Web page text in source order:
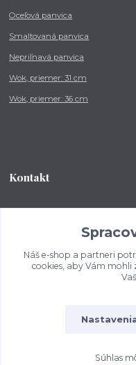
Oceľová panvica
Smaltovaná panvica
Nepriľnavá panvica
Wok, priemer: 31 cm
Wok, priemer: 36 cm
Kontakt
od 8:00 - do 16:00 hod
Vytvorené
Náš e-shop a partneri
cookies, aby Vám
Súhlas